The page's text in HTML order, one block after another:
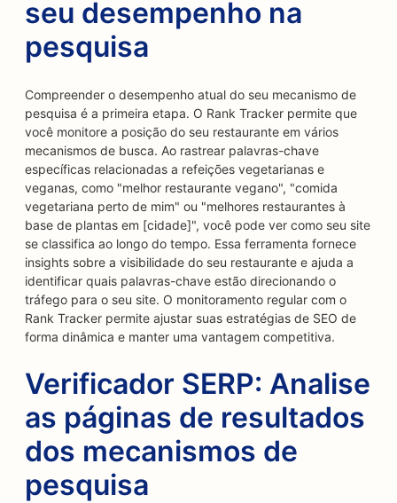
seu desempenho na
pesquisa
Compreender o desempenho atual do seu mecanismo de
pesquisa é a primeira etapa. O Rank Tracker permite que
você monitore a posição do seu restaurante em vários
mecanismos de busca. Ao rastrear palavras-chave
específicas relacionadas a refeições vegetarianas e
veganas, como "melhor restaurante vegano", "comida
vegetariana perto de mim" ou "melhores restaurantes à
base de plantas em [cidade]", você pode ver como seu site
se classifica ao longo do tempo. Essa ferramenta fornece
insights sobre a visibilidade do seu restaurante e ajuda a
identificar quais palavras-chave estão direcionando o
tráfego para o seu site. O monitoramento regular com o
Rank Tracker permite ajustar suas estratégias de SEO de
forma dinâmica e manter uma vantagem competitiva.
Verificador SERP: Analise
as páginas de resultados
dos mecanismos de
pesquisa